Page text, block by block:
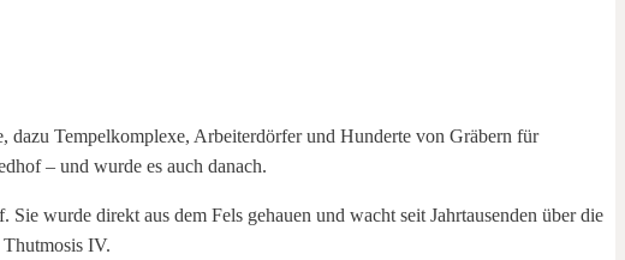
dazu Tempelkomplexe, Arbeiterdörfer und Hunderte von Gräbern für
– und wurde es auch danach.
wurde direkt aus dem Fels gehauen und wacht seit Jahrtausenden über die
IV.